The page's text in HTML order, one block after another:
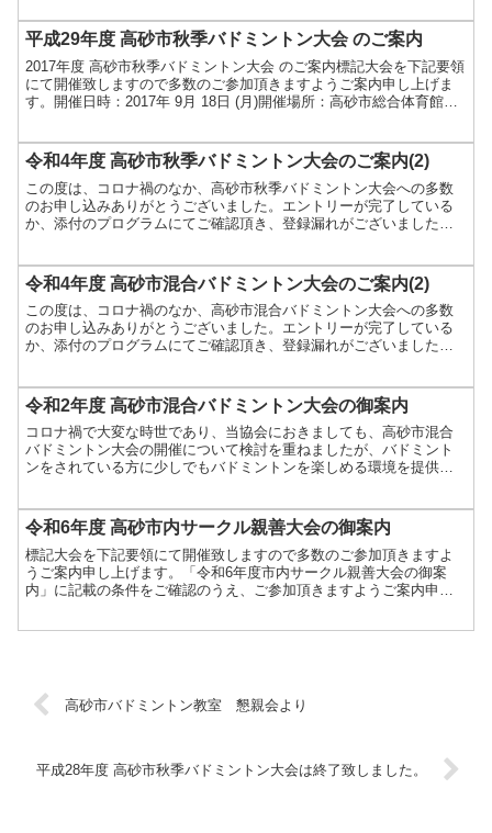
平成29年度 高砂市秋季バドミントン大会 のご案内
2017年度 高砂市秋季バドミントン大会 のご案内標記大会を下記要領
にて開催致しますので多数のご参加頂きますようご案内申し上げま
す。開催日時：2017年 9月 18日 (月)開催場所：高砂市総合体育館申
令和4年度 高砂市秋季バドミントン大会のご案内(2)
この度は、コロナ禍のなか、高砂市秋季バドミントン大会への多数
のお申し込みありがとうございました。エントリーが完了している
か、添付のプログラムにてご確認頂き、登録漏れがございましたら
令和4年度 高砂市混合バドミントン大会のご案内(2)
この度は、コロナ禍のなか、高砂市混合バドミントン大会への多数
のお申し込みありがとうございました。エントリーが完了している
か、添付のプログラムにてご確認頂き、登録漏れがございましたら
令和2年度 高砂市混合バドミントン大会の御案内
コロナ禍で大変な時世であり、当協会におきましても、高砂市混合
バドミントン大会の開催について検討を重ねましたが、バドミント
ンをされている方に少しでもバドミントンを楽しめる環境を提供し
令和6年度 高砂市内サークル親善大会の御案内
標記大会を下記要領にて開催致しますので多数のご参加頂きますよ
うご案内申し上げます。「令和6年度市内サークル親善大会の御案
内」に記載の条件をご確認のうえ、ご参加頂きますようご案内申し
高砂市バドミントン教室 懇親会より
平成28年度 高砂市秋季バドミントン大会は終了致しました。